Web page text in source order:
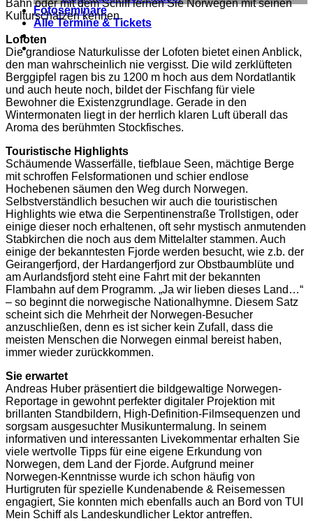
Fotoseminare
Alle Termine & Tickets
Bahn oder mit dem Schiff lernen Sie Norwegen mit seinen
Kulturschätzen kennen.
Lofoten
Die grandiose Naturkulisse der Lofoten bietet einen Anblick,
den man wahrscheinlich nie vergisst. Die wild zerklüfteten
Berggipfel ragen bis zu 1200 m hoch aus dem Nordatlantik
und auch heute noch, bildet der Fischfang für viele
Bewohner die Existenzgrundlage. Gerade in den
Wintermonaten liegt in der herrlich klaren Luft überall das
Aroma des berühmten Stockfisches.
Touristische Highlights
Schäumende Wasserfälle, tiefblaue Seen, mächtige Berge
mit schroffen Felsformationen und schier endlose
Hochebenen säumen den Weg durch Norwegen.
Selbstverständlich besuchen wir auch die touristischen
Highlights wie etwa die Serpentinenstraße Trollstigen, oder
einige dieser noch erhaltenen, oft sehr mystisch anmutenden
Stabkirchen die noch aus dem Mittelalter stammen. Auch
einige der bekanntesten Fjorde werden besucht, wie z.b. der
Geirangerfjord, der Hardangerfjord zur Obstbaumblüte und
am Aurlandsfjord steht eine Fahrt mit der bekannten
Flambahn auf dem Programm. „Ja wir lieben dieses Land…“
– so beginnt die norwegische Nationalhymne. Diesem Satz
scheint sich die Mehrheit der Norwegen-Besucher
anzuschließen, denn es ist sicher kein Zufall, dass die
meisten Menschen die Norwegen einmal bereist haben,
immer wieder zurückkommen.
Sie erwartet
Andreas Huber präsentiert die bildgewaltige Norwegen-
Reportage in gewohnt perfekter digitaler Projektion mit
brillanten Standbildern, High-Definition-Filmsequenzen und
sorgsam ausgesuchter Musikuntermalung. In seinem
informativen und interessanten Livekommentar erhalten Sie
viele wertvolle Tipps für eine eigene Erkundung von
Norwegen, dem Land der Fjorde. Aufgrund meiner
Norwegen-Kenntnisse wurde ich schon häufig von
Hurtigruten für spezielle Kundenabende & Reisemessen
engagiert, Sie konnten mich ebenfalls auch an Bord von TUI
Mein Schiff als Landeskundlicher Lektor antreffen.